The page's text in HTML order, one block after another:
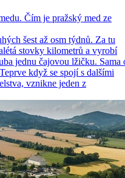
Čím je pražský med ze
šest až osm týdnů. Za tu
stovky kilometrů a vyrobí
jednu čajovou lžičku. Sama
když se spojí s dalšími
vznikne jeden z